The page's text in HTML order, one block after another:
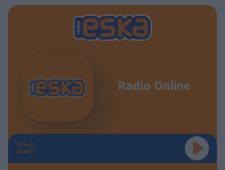
Radio Online
TERAZ
GRAMY